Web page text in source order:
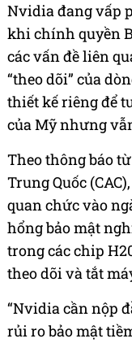
Nvidia đang vấp
khi chính quyền
các vấn đề liên
“theo dõi” của
thiết kế riêng để
của Mỹ nhưng
Theo thông báo
Trung Quốc
quan chức vào
hổng bảo mật
trong các chip
theo dõi và tắt
“Nvidia cần nộp
rủi ro bảo mật